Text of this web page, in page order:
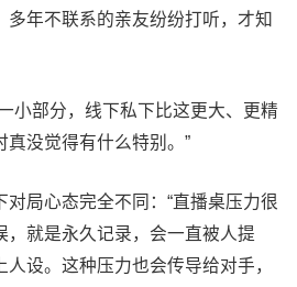
多年不联系的亲友纷纷打听，才知
小部分，线下私下比这更大、更精
没觉得有什么特别。”
局心态完全不同：“直播桌压力很
，就是永久记录，会一直被人提
设。这种压力也会传导给对手，